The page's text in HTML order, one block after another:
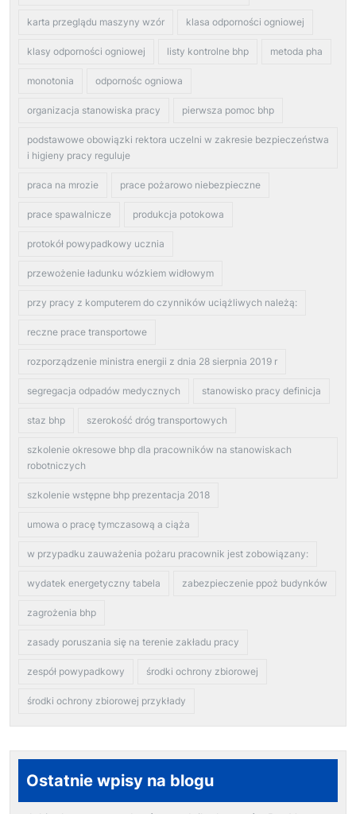
karta przeglądu maszyny wzór klasa odporności ogniowej
klasy odporności ogniowej listy kontrolne bhp metoda pha
monotonia odpornośc ogniowa
organizacja stanowiska pracy pierwsza pomoc bhp
podstawowe obowiązki rektora uczelni w zakresie bezpieczeństwa
i higieny pracy reguluje
praca na mrozie prace pożarowo niebezpieczne
prace spawalnicze produkcja potokowa
protokół powypadkowy ucznia
przewożenie ładunku wózkiem widłowym
przy pracy z komputerem do czynników uciążliwych należą:
reczne prace transportowe
rozporządzenie ministra energii z dnia 28 sierpnia 2019 r
segregacja odpadów medycznych stanowisko pracy definicja
staz bhp szerokość dróg transportowych
szkolenie okresowe bhp dla pracowników na stanowiskach
robotniczych
szkolenie wstępne bhp prezentacja 2018
umowa o pracę tymczasową a ciąża
w przypadku zauważenia pożaru pracownik jest zobowiązany:
wydatek energetyczny tabela zabezpieczenie ppoż budynków
zagrożenia bhp
zasady poruszania się na terenie zakładu pracy
zespół powypadkowy środki ochrony zbiorowej
środki ochrony zbiorowej przykłady
Ostatnie wpisy na blogu